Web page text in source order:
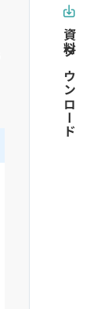
資料ダウンロード